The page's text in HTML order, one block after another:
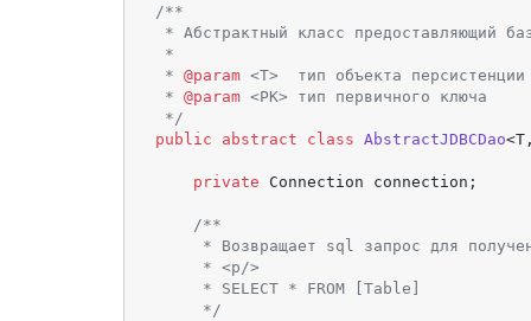
/**
* Абстрактный класс предоставляющий
*
* @param <T>  тип объекта персистенции
* @param <PK> тип первичного ключа
*/
public
abstract class AbstractJDBCDao
private Connection connection;
/**
* Возвращает sql запрос для
     * <p/>
     * SELECT * FROM [Table]
     */